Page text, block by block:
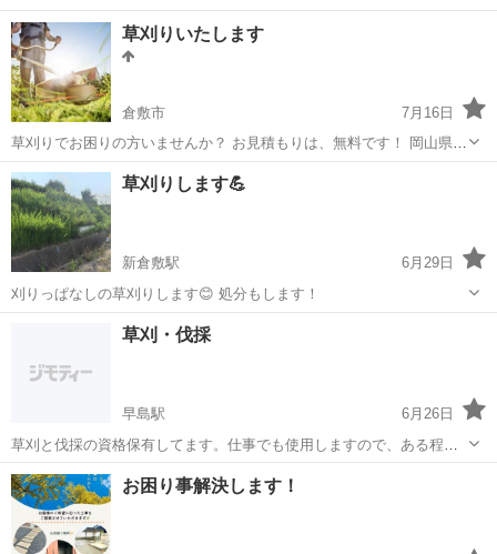
草刈りいたします
倉敷市
7月16日
草刈りでお困りの方いませんか？ お見積もりは、無料です！ 岡山県内
全域対応しています。 お気軽にお問い合わせください。 支払い方法
現金、振り込み。 ご依頼お待ちしております！ 岡山市 草刈り 岡山
市北区 草刈り...
岡山 倉敷市 草刈り 無料
草刈りします💪
新倉敷駅
6月29日
刈りっぱなしの草刈りします😊 処分もします！
倉敷市 新倉敷駅
草刈・伐採
早島駅
6月26日
草刈と伐採の資格保有してます。仕事でも使用しますので、ある程度
の作業は何でもできます。 田んぼや畑、庭や空き地等、草刈や伐採し
ますので、取りあえず相談してみてください。 作業は土日のみの対応
となります。
岡山 都窪郡 早島駅 草刈り
お困り事解決します！